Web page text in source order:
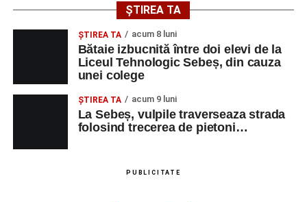
Napoca).
AcompaniazăCluj Tango Orchestra:
Irina Indrei – pian
Robert Indrei – bandoneon
Milena Vădan – vioară
Emanuel Elcean – contrabas
Adrian Lup – violoncel
ȘTIREA TA
ŞTIREA TA acum 8 luni
Bătaie izbucnită între doi elevi de la
Liceul Tehnologic Sebeș, din cauza
unei colege
ŞTIREA TA acum 9 luni
La Sebeș, vulpile traverseaza strada
folosind trecerea de pietoni…
PUBLICITATE